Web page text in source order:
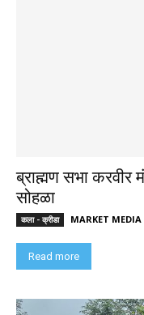
ब्राह्मण सभा करवीर
सोहळा
कला - क्रीडा MARKET MEDIA
Read more